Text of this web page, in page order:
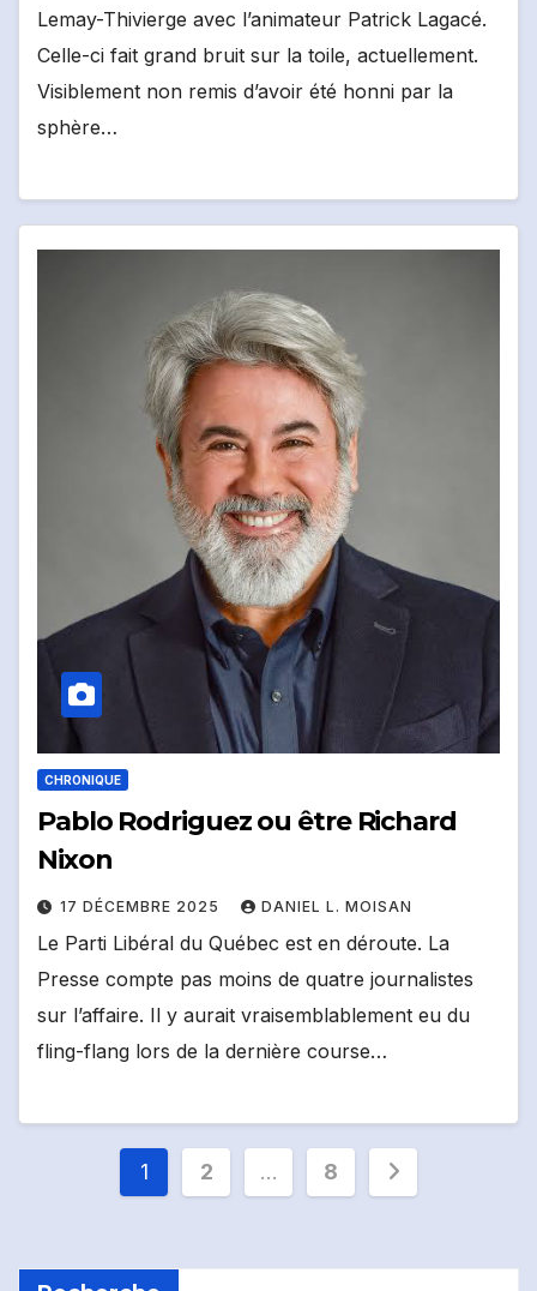
Lemay-Thivierge avec l’animateur Patrick Lagacé.
Celle-ci fait grand bruit sur la toile, actuellement.
Visiblement non remis d’avoir été honni par la
sphère…
CHRONIQUE
Pablo Rodriguez ou être Richard
Nixon
17 DÉCEMBRE 2025 DANIEL L. MOISAN
Le Parti Libéral du Québec est en déroute. La
Presse compte pas moins de quatre journalistes
sur l’affaire. Il y aurait vraisemblablement eu du
fling-flang lors de la dernière course…
Pagination
publications
1 2 … 8